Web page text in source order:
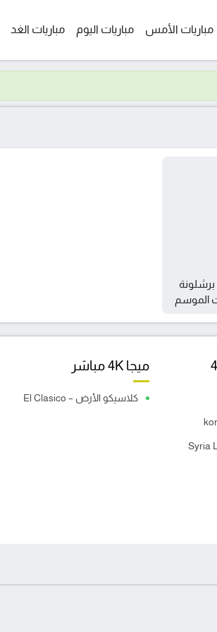
مباريات الأمس مباريات اليوم مباريات الغد
الموسم
ميجا 4K مباشر
كلاسيكو الأرض – El Clasico